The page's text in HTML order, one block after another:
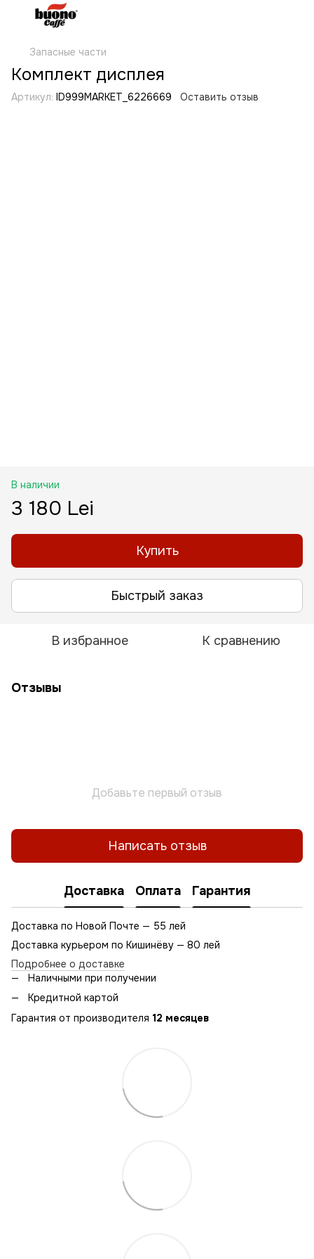
Запасные части
Комплект дисплея
Артикул: ID999MARKET_6226669 Оставить отзыв
В наличии
3 180 Lei
Купить
Быстрый заказ
В избранное К сравнению
Отзывы
Добавьте первый отзыв
Написать отзыв
Доставка Оплата Гарантия
Доставка по Новой Почте — 55 лей
Доставка курьером по Кишинёву — 80 лей
Подробнее о доставке
Наличными при получении
Кредитной картой
Гарантия от производителя 12 месяцев